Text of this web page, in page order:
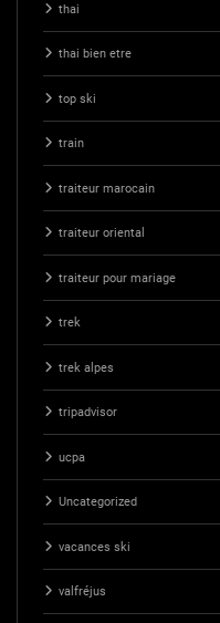
thai
thai bien etre
top ski
train
traiteur marocain
traiteur oriental
traiteur pour mariage
trek
trek alpes
tripadvisor
ucpa
Uncategorized
vacances ski
valfréjus